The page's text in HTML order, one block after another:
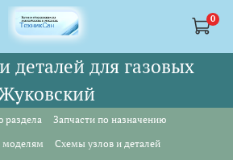
0
деталей для газовых
раздела
Запчасти по назначению
моделям
Схемы узлов и деталей
siteinfo/?site=https://
siteinfo/?site=https://